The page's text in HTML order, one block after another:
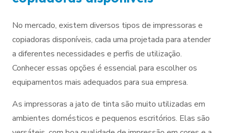
No mercado, existem diversos tipos de impressoras e
copiadoras disponíveis, cada uma projetada para atender
a diferentes necessidades e perfis de utilização.
Conhecer essas opções é essencial para escolher os
equipamentos mais adequados para sua empresa.
As impressoras a jato de tinta são muito utilizadas em
ambientes domésticos e pequenos escritórios. Elas são